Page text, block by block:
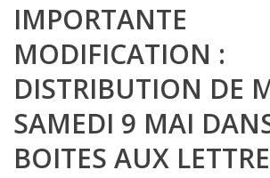
IMPORTANTE
MODIFICATION :
DISTRIBUTION DE
SAMEDI 9 MAI
BOITES AUX